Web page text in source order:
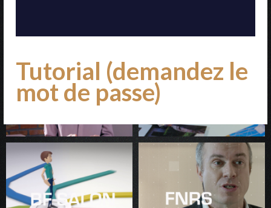
Tutorial (demandez le
mot de passe)